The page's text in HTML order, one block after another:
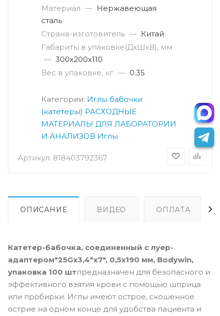
Артикул: 818403792367
Материал — Нержавеющая
сталь
Страна-изготовитель — Китай
Габариты в упаковке(ДxШxВ), мм
— 300х200х110
Вес в упаковке, кг — 0.35
Категории: Иглы бабочки
(катетеры) РАСХОДНЫЕ
МАТЕРИАЛЫ ДЛЯ ЛАБОРАТОРИИ
И АНАЛИЗОВ Иглы
ОПИСАНИЕ ВИДЕО ОПЛАТА
Катетер-бабочка, соединенный с луер-
адаптером"25Gx3,4"x7", 0,5x190 мм, Bodywin,
упаковка 100 штпредназначен для безопасного и
эффективного взятия крови с помощью шприца
или пробирки. Иглы имеют острое, скошенное
острие на одном конце для удобства пациента и